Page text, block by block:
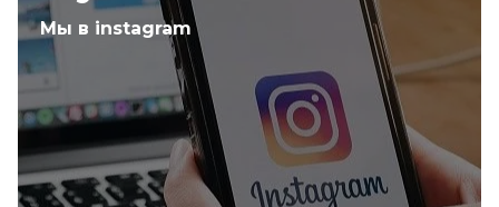
Мы в instagram